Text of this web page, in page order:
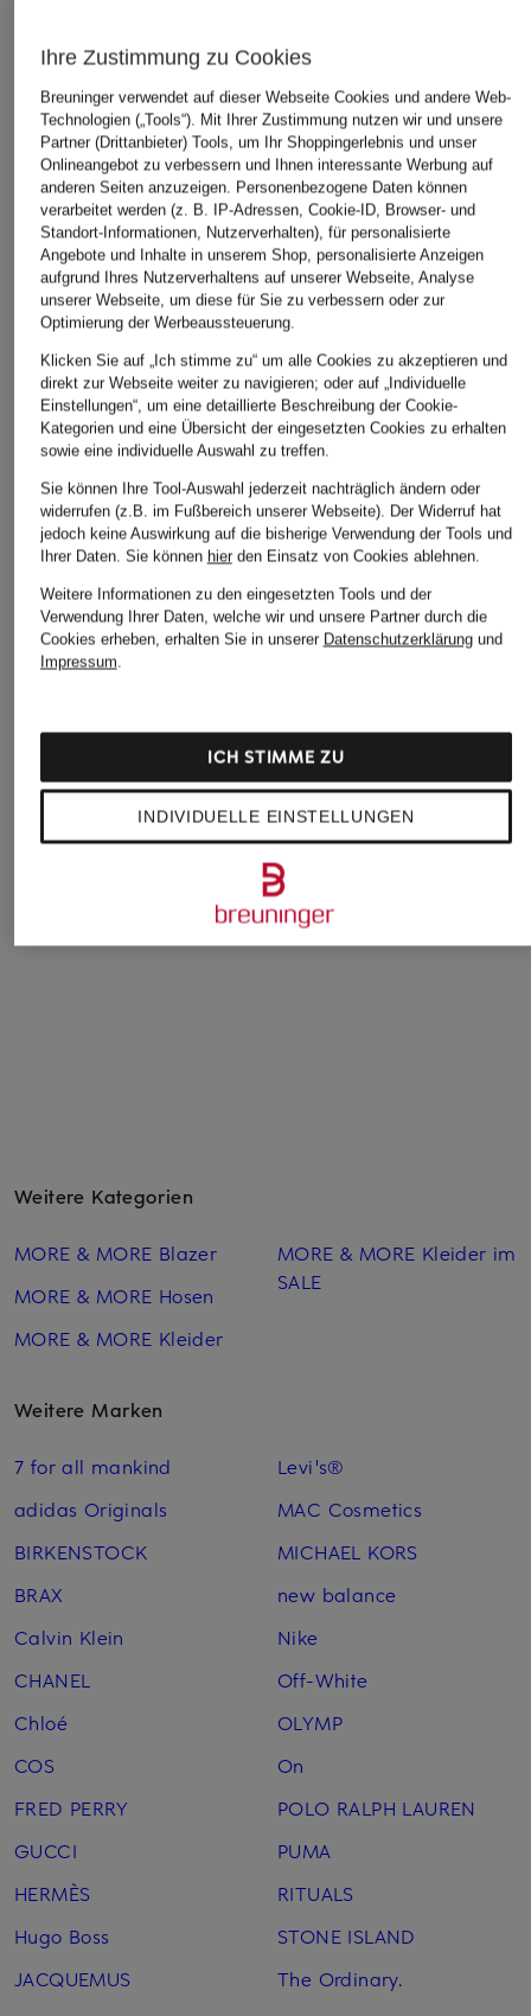
comma
+Aktionsrabatt
mavi
Sweatshirt
30,99 €
Bestpreis:26,34 €
Ursprünglich: 39,95 €
Marc O'Polo
Sweatshirt
Weitere Kategorien
MORE & MORE Blazer
MORE & MORE Hosen
MORE & MORE Kleider
MORE & MORE Kleider im
SALE
Weitere Marken
7 for all mankind
adidas Originals
BIRKENSTOCK
BRAX
Calvin Klein
CHANEL
Chloé
COS
FRED PERRY
GUCCI
HERMÈS
Hugo Boss
JACQUEMUS
Levi's®
MAC Cosmetics
MICHAEL KORS
new balance
Nike
Off-White
OLYMP
On
POLO RALPH LAUREN
PUMA
RITUALS
STONE ISLAND
The Ordinary.
Ihre Zustimmung zu Cookies
Breuninger verwendet auf dieser Webseite Cookies und andere Web-
Technologien („Tools“). Mit Ihrer Zustimmung nutzen wir und unsere
Partner (Drittanbieter) Tools, um Ihr Shoppingerlebnis und unser
Onlineangebot zu verbessern und Ihnen interessante Werbung auf
anderen Seiten anzuzeigen. Personenbezogene Daten können
verarbeitet werden (z. B. IP-Adressen, Cookie-ID, Browser- und
Standort-Informationen, Nutzerverhalten), für personalisierte
Angebote und Inhalte in unserem Shop, personalisierte Anzeigen
aufgrund Ihres Nutzerverhaltens auf unserer Webseite, Analyse
unserer Webseite, um diese für Sie zu verbessern oder zur
Optimierung der Werbeaussteuerung.
Klicken Sie auf „Ich stimme zu“ um alle Cookies zu akzeptieren und
direkt zur Webseite weiter zu navigieren; oder auf „Individuelle
Einstellungen“, um eine detaillierte Beschreibung der Cookie-
Kategorien und eine Übersicht der eingesetzten Cookies zu erhalten
sowie eine individuelle Auswahl zu treffen.
Sie können Ihre Tool-Auswahl jederzeit nachträglich ändern oder
widerrufen (z.B. im Fußbereich unserer Webseite). Der Widerruf hat
jedoch keine Auswirkung auf die bisherige Verwendung der Tools und
Ihrer Daten. Sie können hierden Einsatz von Cookies ablehnen.
Weitere Informationen zu den eingesetzten Tools und der
Verwendung Ihrer Daten, welche wir und unsere Partner durch die
Cookies erheben, erhalten Sie in unserer Datenschutzerklärungund
Impressum.
INDIVIDUELLE EINSTELLUNGEN
ICH STIMME ZU